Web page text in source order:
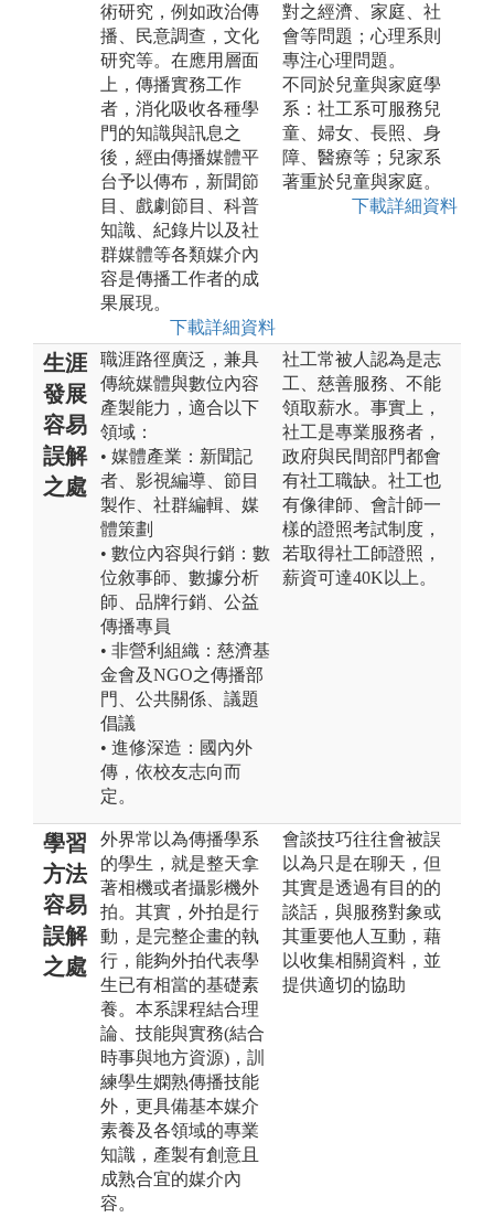
術研究，例如政治傳
播、民意調查，文化
研究等。在應用層面
上，傳播實務工作
者，消化吸收各種學
門的知識與訊息之
後，經由傳播媒體平
台予以傳布，新聞節
目、戲劇節目、科普
知識、紀錄片以及社
群媒體等各類媒介內
容是傳播工作者的成
果展現。
下載詳細資料
對之經濟、家庭、社
會等問題；心理系則
專注心理問題。
不同於兒童與家庭學
系：社工系可服務兒
童、婦女、長照、身
障、醫療等；兒家系
著重於兒童與家庭。
下載詳細資料
生涯
發展
容易
誤解
之處
職涯路徑廣泛，兼具
傳統媒體與數位內容
產製能力，適合以下
領域：
• 媒體產業：新聞記
者、影視編導、節目
製作、社群編輯、媒
體策劃
• 數位內容與行銷：數
位敘事師、數據分析
師、品牌行銷、公益
傳播專員
• 非營利組織：慈濟基
金會及NGO之傳播部
門、公共關係、議題
倡議
• 進修深造：國內外
傳，依校友志向而
定。
社工常被人認為是志
工、慈善服務、不能
領取薪水。事實上，
社工是專業服務者，
政府與民間部門都會
有社工職缺。社工也
有像律師、會計師一
樣的證照考試制度，
若取得社工師證照，
薪資可達40K以上。
學習
方法
容易
誤解
之處
外界常以為傳播學系
的學生，就是整天拿
著相機或者攝影機外
拍。其實，外拍是行
動，是完整企畫的執
行，能夠外拍代表學
生已有相當的基礎素
養。本系課程結合理
論、技能與實務(結合
時事與地方資源)，訓
練學生嫻熟傳播技能
外，更具備基本媒介
素養及各領域的專業
知識，產製有創意且
成熟合宜的媒介內
容。
會談技巧往往會被誤
以為只是在聊天，但
其實是透過有目的的
談話，與服務對象或
其重要他人互動，藉
以收集相關資料，並
提供適切的協助